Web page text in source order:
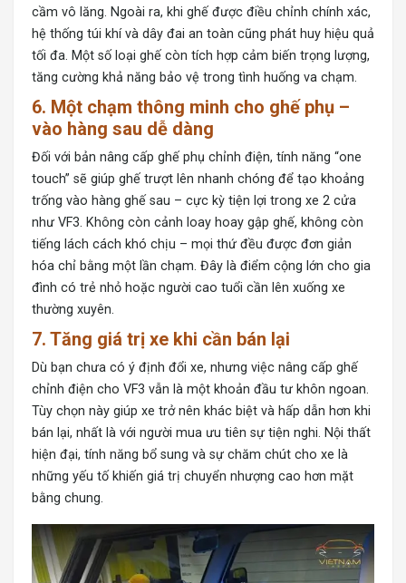
cầm vô lăng. Ngoài ra, khi ghế được điều chỉnh chính xác,
hệ thống túi khí và dây đai an toàn cũng phát huy hiệu quả
tối đa. Một số loại ghế còn tích hợp cảm biến trọng lượng,
tăng cường khả năng bảo vệ trong tình huống va chạm.
6. Một chạm thông minh cho ghế phụ –
vào hàng sau dễ dàng
Đối với bản nâng cấp ghế phụ chỉnh điện, tính năng “one
touch” sẽ giúp ghế trượt lên nhanh chóng để tạo khoảng
trống vào hàng ghế sau – cực kỳ tiện lợi trong xe 2 cửa
như VF3. Không còn cảnh loay hoay gập ghế, không còn
tiếng lách cách khó chịu – mọi thứ đều được đơn giản
hóa chỉ bằng một lần chạm. Đây là điểm cộng lớn cho gia
đình có trẻ nhỏ hoặc người cao tuổi cần lên xuống xe
thường xuyên.
7. Tăng giá trị xe khi cần bán lại
Dù bạn chưa có ý định đổi xe, nhưng việc nâng cấp ghế
chỉnh điện cho VF3 vẫn là một khoản đầu tư khôn ngoan.
Tùy chọn này giúp xe trở nên khác biệt và hấp dẫn hơn khi
bán lại, nhất là với người mua ưu tiên sự tiện nghi. Nội thất
hiện đại, tính năng bổ sung và sự chăm chút cho xe là
những yếu tố khiến giá trị chuyển nhượng cao hơn mặt
bằng chung.